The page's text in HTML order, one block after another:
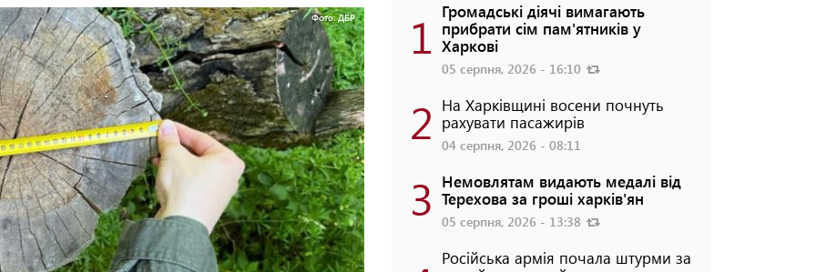
Фото: ДБР 1 Громадські діячі вимагають
прибрати сім пам'ятників у
Харкові
05 серпня, 2026 - 16:10
2 На Харківщині восени почнуть
рахувати пасажирів
04 серпня, 2026 - 08:11
3 Немовлятам видають медалі від
Терехова за гроші харків'ян
05 серпня, 2026 - 13:38
Російська армія почала штурми за